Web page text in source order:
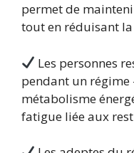
permet de
tout en réduisant la
Les personnes
pendant un régime
métabolisme
fatigue liée aux